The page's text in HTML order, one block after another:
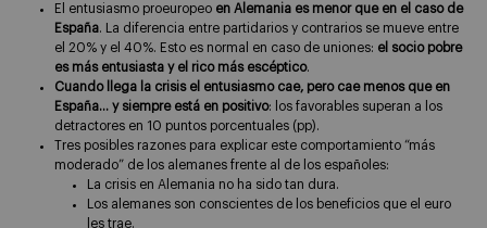
El entusiasmo proeuropeo en Alemania es menor que en el caso de
España. La diferencia entre partidarios y contrarios se mueve entre
el 20% y el 40%. Esto es normal en caso de uniones: el socio pobre
es más entusiasta y el rico más escéptico.
Cuando llega la crisis el entusiasmo cae, pero cae menos que en
España… y siempre está en positivo: los favorables superan a los
detractores en 10 puntos porcentuales (pp).
Tres posibles razones para explicar este comportamiento “más
moderado” de los alemanes frente al de los españoles:
La crisis en Alemania no ha sido tan dura.
Los alemanes son conscientes de los beneficios que el euro
les trae.